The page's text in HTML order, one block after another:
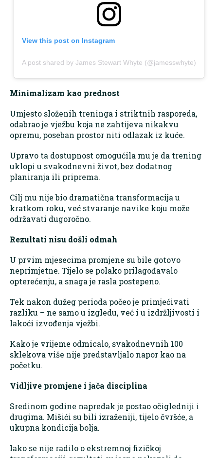
View this post on Instagram
A post shared by James Stewart Whyte (@jamesswhyte)
Minimalizam kao prednost
Umjesto složenih treninga i striktnih rasporeda,
odabrao je vježbu koja ne zahtijeva nikakvu
opremu, poseban prostor niti odlazak iz kuće.
Upravo ta dostupnost omogućila mu je da trening
uklopi u svakodnevni život, bez dodatnog
planiranja ili priprema.
Cilj mu nije bio dramatična transformacija u
kratkom roku, već stvaranje navike koju može
održavati dugoročno.
Rezultati nisu došli odmah
U prvim mjesecima promjene su bile gotovo
neprimjetne. Tijelo se polako prilagođavalo
opterećenju, a snaga je rasla postepeno.
Tek nakon dužeg perioda počeo je primjećivati
razliku – ne samo u izgledu, već i u izdržljivosti i
lakoći izvođenja vježbi.
Kako je vrijeme odmicalo, svakodnevnih 100
sklekova više nije predstavljalo napor kao na
početku.
Vidljive promjene i jača disciplina
Sredinom godine napredak je postao očigledniji i
drugima. Mišići su bili izraženiji, tijelo čvršće, a
ukupna kondicija bolja.
Iako se nije radilo o ekstremnoj fizičkoj